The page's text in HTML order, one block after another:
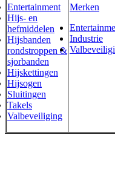
Entertainment
Hijs- en
hefmiddelen
Hijsbanden
rondstroppen &
sjorbanden
Hijskettingen
Hijsogen
Sluitingen
Takels
Valbeveiliging
Merken
Industrie